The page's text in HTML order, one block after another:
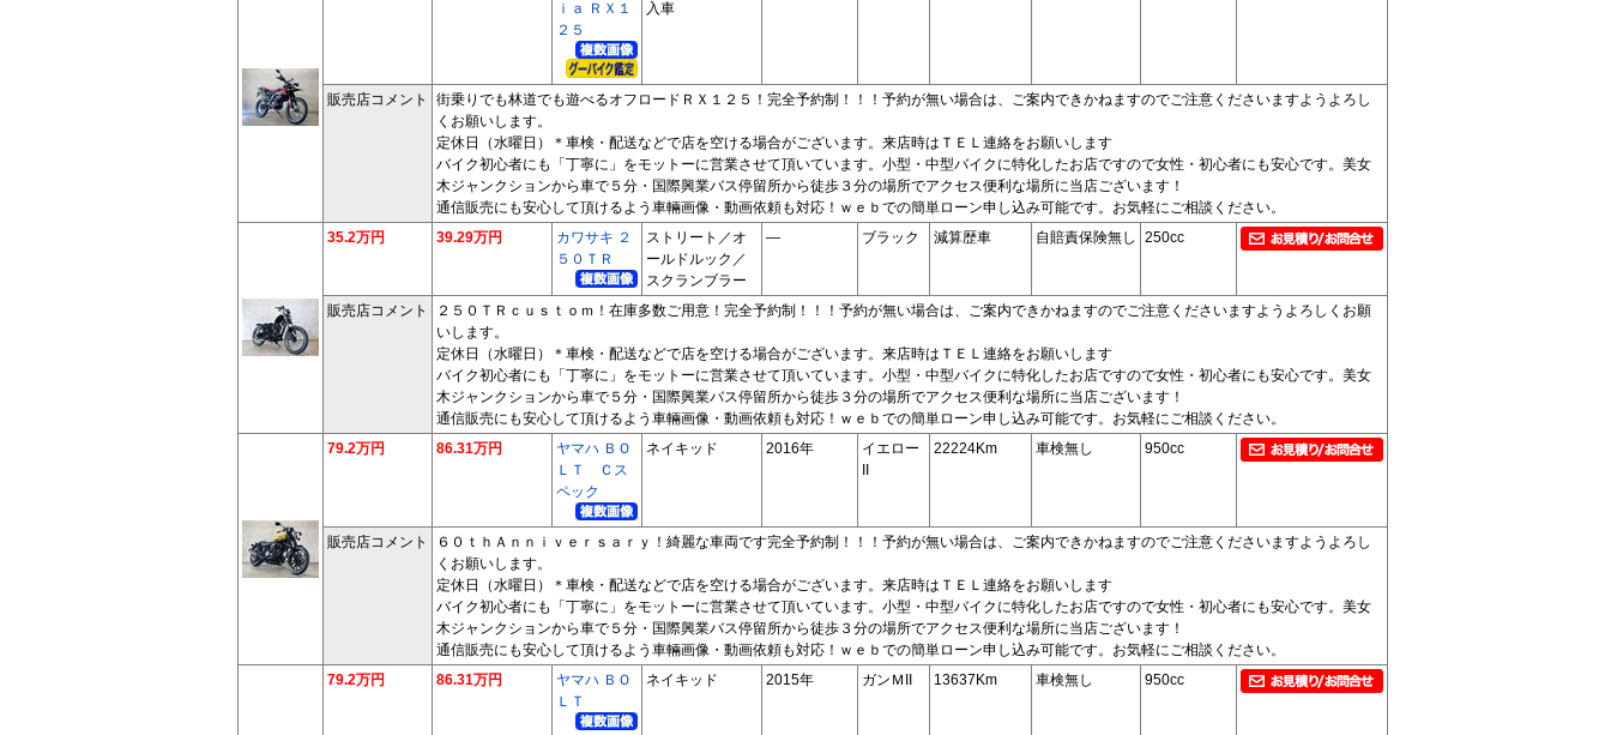
ｉａ ＲＸ１
２５
入車
販売店コメント
街乗りでも林道でも遊べるオフロードＲＸ１２５！完全予約制！！！予約が無い場合は、ご案内できかねますのでご注意くださいますようよろし
くお願いします。
定休日（水曜日）＊車検・配送などで店を空ける場合がございます。来店時はＴＥＬ連絡をお願いします
バイク初心者にも「丁寧に」をモットーに営業させて頂いています。小型・中型バイクに特化したお店ですので女性・初心者にも安心です。美女
木ジャンクションから車で５分・国際興業バス停留所から徒歩３分の場所でアクセス便利な場所に当店ございます！
通信販売にも安心して頂けるよう車輛画像・動画依頼も対応！ｗｅｂでの簡単ローン申し込み可能です。お気軽にご相談ください。
35.2万円
39.29万円
カワサキ ２
５０ＴＲ
ストリート／オ
ールドルック／
スクランブラー
― ブラック 減算歴車 自賠責保険無し 250cc
販売店コメント
２５０ＴＲｃｕｓｔｏｍ！在庫多数ご用意！完全予約制！！！予約が無い場合は、ご案内できかねますのでご注意くださいますようよろしくお願
いします。
定休日（水曜日）＊車検・配送などで店を空ける場合がございます。来店時はＴＥＬ連絡をお願いします
バイク初心者にも「丁寧に」をモットーに営業させて頂いています。小型・中型バイクに特化したお店ですので女性・初心者にも安心です。美女
木ジャンクションから車で５分・国際興業バス停留所から徒歩３分の場所でアクセス便利な場所に当店ございます！
通信販売にも安心して頂けるよう車輛画像・動画依頼も対応！ｗｅｂでの簡単ローン申し込み可能です。お気軽にご相談ください。
79.2万円
86.31万円
ヤマハ ＢＯ
ＬＴ Ｃス
ペック
ネイキッド 2016年
イエロー
II
22224Km 車検無し 950cc
販売店コメント
６０ｔｈＡｎｎｉｖｅｒｓａｒｙ！綺麗な車両です完全予約制！！！予約が無い場合は、ご案内できかねますのでご注意くださいますようよろし
くお願いします。
定休日（水曜日）＊車検・配送などで店を空ける場合がございます。来店時はＴＥＬ連絡をお願いします
バイク初心者にも「丁寧に」をモットーに営業させて頂いています。小型・中型バイクに特化したお店ですので女性・初心者にも安心です。美女
木ジャンクションから車で５分・国際興業バス停留所から徒歩３分の場所でアクセス便利な場所に当店ございます！
通信販売にも安心して頂けるよう車輛画像・動画依頼も対応！ｗｅｂでの簡単ローン申し込み可能です。お気軽にご相談ください。
79.2万円
86.31万円
ヤマハ ＢＯ
ＬＴ
ネイキッド 2015年 ガンＭII 13637Km 車検無し 950cc